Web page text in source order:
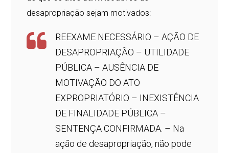
desapropriação sejam motivados:
REEXAME NECESSÁRIO – AÇÃO DE
DESAPROPRIAÇÃO – UTILIDADE
PÚBLICA – AUSÊNCIA DE
MOTIVAÇÃO DO ATO
EXPROPRIATÓRIO – INEXISTÊNCIA
DE FINALIDADE PÚBLICA –
SENTENÇA CONFIRMADA. – Na
ação de desapropriação, não pode